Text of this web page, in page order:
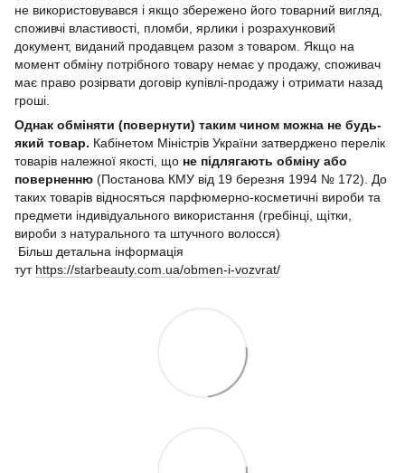
не використовувався і якщо збережено його товарний вигляд,
споживчі властивості, пломби, ярлики і розрахунковий
документ, виданий продавцем разом з товаром. Якщо на
момент обміну потрібного товару немає у продажу, споживач
має право розірвати договір купівлі-продажу і отримати назад
гроші.
Однак обміняти (повернути) таким чином можна не будь-
який товар. Кабінетом Міністрів України затверджено перелік
товарів належної якості, що не підлягають обміну або
поверненню (Постанова КМУ від 19 березня 1994 № 172). До
таких товарів відносяться парфюмерно-косметичні вироби та
предмети індивідуального використання (гребінці, щітки,
вироби з натурального та штучного волосся)
Більш детальна інформація
тут https://starbeauty.com.ua/obmen-i-vozvrat/